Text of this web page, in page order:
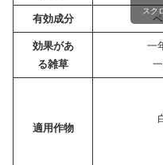
有効成分
効果があ
る雑草
一
適用作物
スク